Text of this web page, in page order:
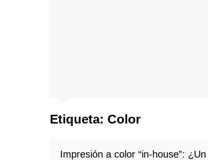
Etiqueta: Color
Impresión a color “in-house”: ¿Un